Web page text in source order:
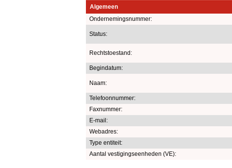
Algemeen
Ondernemingsnummer:
Status:
Rechtstoestand:
Begindatum:
Naam:
Telefoonnummer:
Faxnummer:
E-mail:
Webadres:
Type entiteit:
Aantal vestigingseenheden (VE):